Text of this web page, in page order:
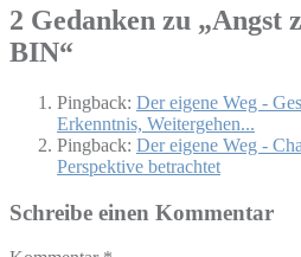
2 Gedanken zu „Angst
BIN“
Pingback: Der eigene Weg -
Erkenntnis, Weitergehen...
Pingback: Der eigene Weg -
Perspektive betrachtet
Schreibe einen Kommentar